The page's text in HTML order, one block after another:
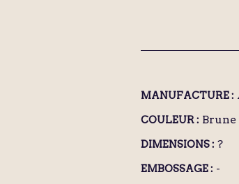
MANUFACTURE :
COULEUR : Brune
DIMENSIONS : ?
EMBOSSAGE : -